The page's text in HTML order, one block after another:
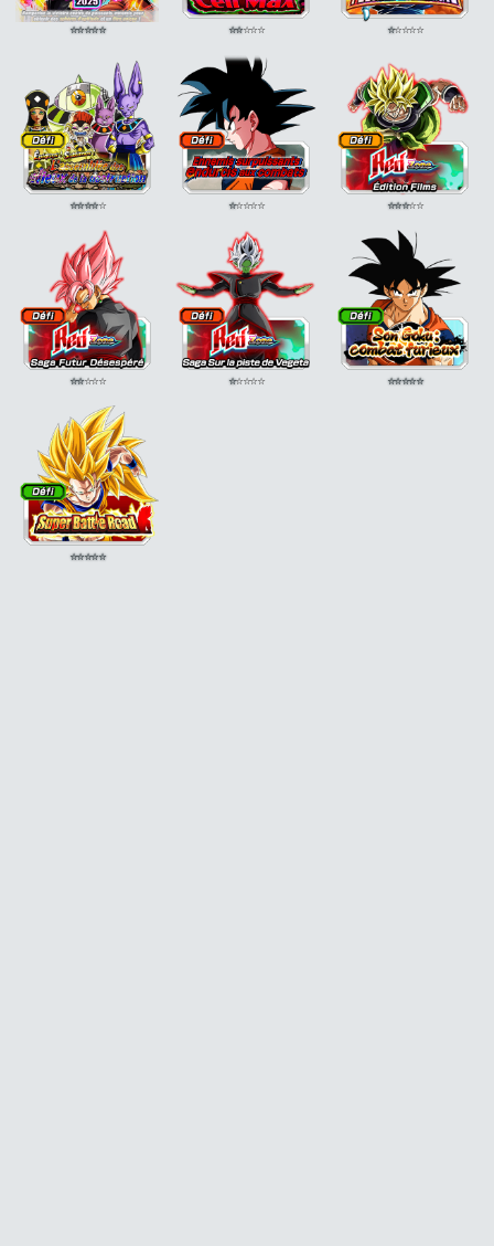
⭐⭐⭐⭐⭐ ⭐⭐⭐⭐⭐ ⭐⭐⭐⭐⭐
⭐⭐⭐⭐⭐ ⭐⭐⭐⭐⭐ ⭐⭐⭐⭐⭐
⭐⭐⭐⭐⭐ ⭐⭐⭐⭐⭐ ⭐⭐⭐⭐⭐
⭐⭐⭐⭐⭐